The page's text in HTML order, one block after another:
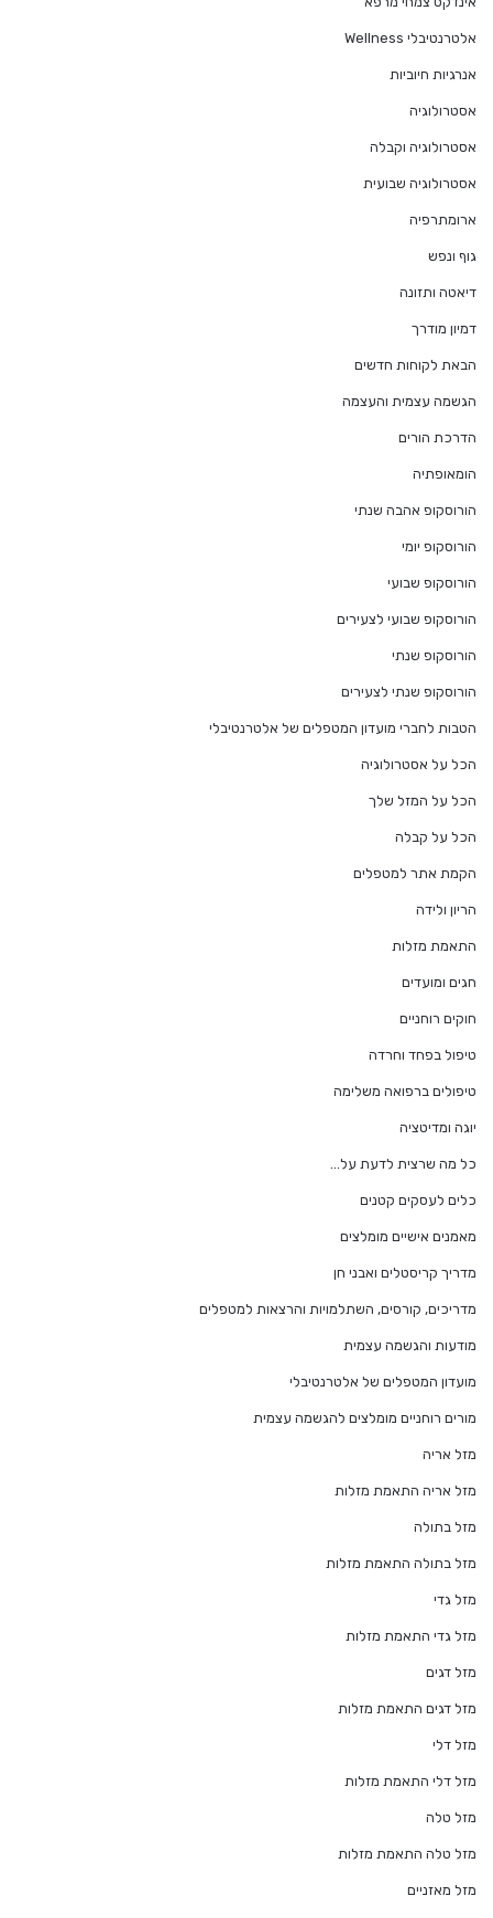
אלטרנטיבלי Wellness
אנרגיות חיוביות
אסטרולוגיה
אסטרולוגיה וקבלה
אסטרולוגיה שבועית
ארומתרפיה
גוף ונפש
דיאטה ותזונה
דמיון מודרך
הבאת לקוחות חדשים
הגשמה עצמית והעצמה
הדרכת הורים
הומאופתיה
הורוסקופ אהבה שנתי
הורוסקופ יומי
הורוסקופ שבועי
הורוסקופ שבועי לצעירים
הורוסקופ שנתי
הורוסקופ שנתי לצעירים
הטבות לחברי מועדון המטפלים של אלטרנטיבלי
הכל על אסטרולוגיה
הכל על המזל שלך
הכל על קבלה
הקמת אתר למטפלים
הריון ולידה
התאמת מזלות
חגים ומועדים
חוקים רוחניים
טיפול בפחד וחרדה
טיפולים ברפואה משלימה
יוגה ומדיטציה
כל מה שרצית לדעת על…
כלים לעסקים קטנים
מאמנים אישיים מומלצים
מדריך קריסטלים ואבני חן
מדריכים, קורסים, השתלמויות והרצאות למטפלים
מודעות והגשמה עצמית
מועדון המטפלים של אלטרנטיבלי
מורים רוחניים מומלצים להגשמה עצמית
מזל אריה
מזל אריה התאמת מזלות
מזל בתולה
מזל בתולה התאמת מזלות
מזל גדי
מזל גדי התאמת מזלות
מזל דגים
מזל דגים התאמת מזלות
מזל דלי
מזל דלי התאמת מזלות
מזל טלה
מזל טלה התאמת מזלות
מזל מאזניים